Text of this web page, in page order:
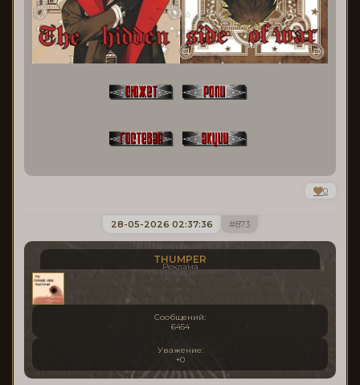
0
873
28-05-2026 02:37:36
THUMPER
Реклама
Сообщений:
6454
Уважение:
+0